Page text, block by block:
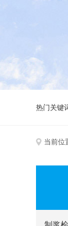
热门关键
当前位